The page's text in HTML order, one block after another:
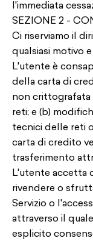
l'immediata
SEZIONE 2 -
Ci riserviamo il
qualsiasi motivo
L'utente è
della carta di
non crittografata
reti; e (b)
tecnici delle reti
carta di credito
trasferimento
L'utente accetta
rivendere o
Servizio o
attraverso il
esplicito